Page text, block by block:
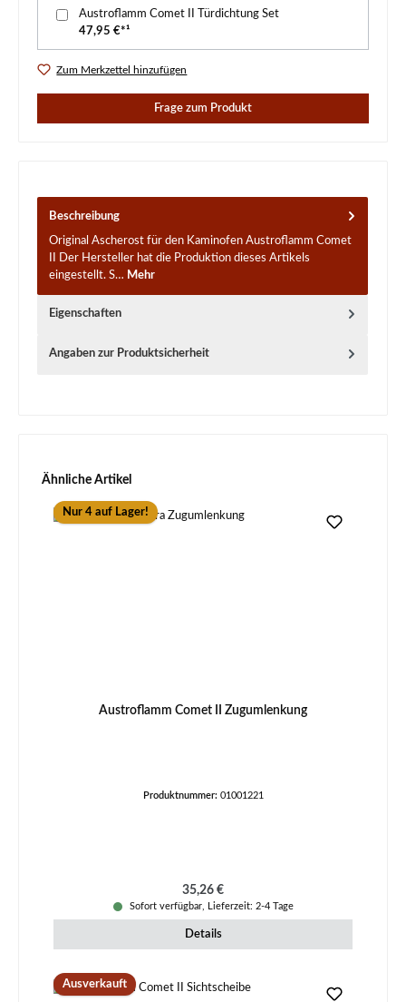
Austroflamm Comet II Türdichtung Set
47,95 €*¹
Zum Merkzettel hinzufügen
Frage zum Produkt
Beschreibung
Original Ascherost für den Kaminofen Austroflamm Comet
II Der Hersteller hat die Produktion dieses Artikels
eingestellt. S… Mehr
Eigenschaften
Angaben zur Produktsicherheit
Produktgalerie überspringen
Ähnliche Artikel
Nur 4 auf Lager!
Austroflamm Comet II Zugumlenkung
Produktnummer: 01001221
Regulärer Preis:
35,26 €
Sofort verfügbar, Lieferzeit: 2-4 Tage
Details
Ausverkauft